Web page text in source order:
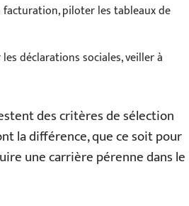
piloter les tableaux de
déclarations sociales, veiller à
des critères de sélection
la différence, que ce soit pour
une carrière pérenne dans le